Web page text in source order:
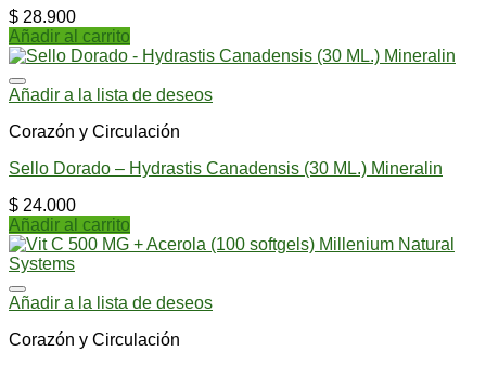
$ 28.900
Añadir al carrito
Añadir a la lista de deseos
Corazón y Circulación
Sello Dorado – Hydrastis Canadensis (30 ML.) Mineralin
$ 24.000
Añadir al carrito
Añadir a la lista de deseos
Corazón y Circulación